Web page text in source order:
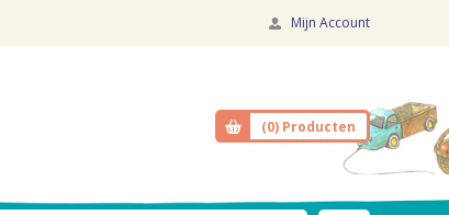
Mijn Account
(0) Producten